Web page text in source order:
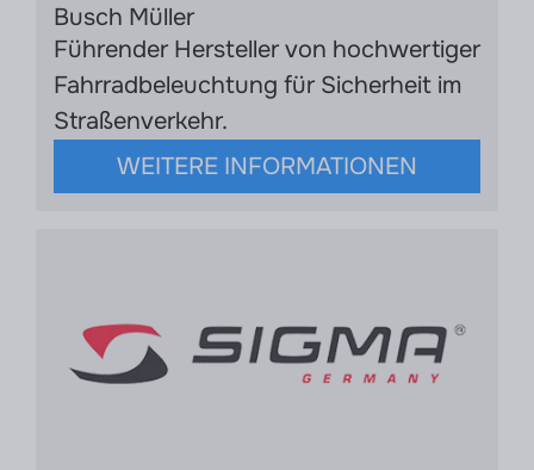
Busch Müller
Führender Hersteller von hochwertiger
Fahrradbeleuchtung für Sicherheit im
Straßenverkehr.
WEITERE INFORMATIONEN